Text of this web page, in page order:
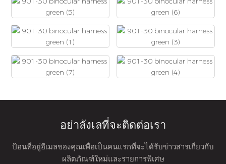
อย่าลังเลที่จะติดต่อเรา
ป้อนที่อยู่อีเมลของคุณเพื่อเป็นคนแรกที่จะได้รับข่าวสารเกี่ยวกับ
ผลิตภัณฑ์ใหม่และรายการพิเศษ